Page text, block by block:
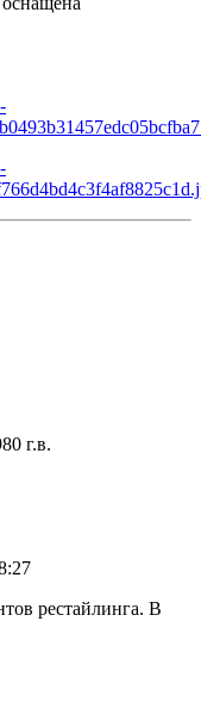
г.в.
рестайлинга. В